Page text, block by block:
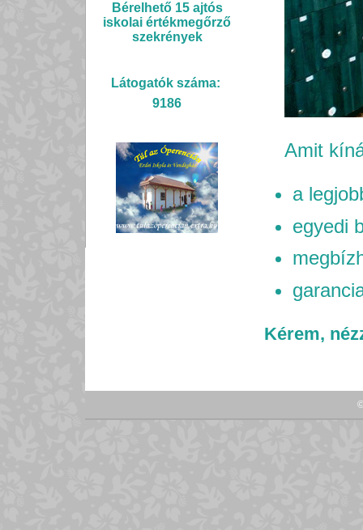
Bérelhető 15 ajtós
iskolai értékmegőrző
szekrények
Látogatók száma:
9186
Amit
a
egyedi
Kérem,